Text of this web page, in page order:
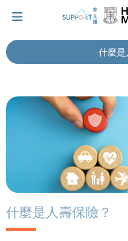
讓我們與你並肩而行。
擁抱每刻，留住這愛。
輕鬆一下，充下電啦！
什麼是
什麼是人壽保險？